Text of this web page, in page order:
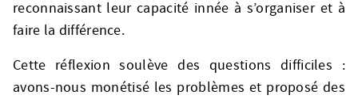
reconnaissant leur capacité innée à s’organiser et à
faire la différence.
Cette réflexion soulève des questions difficiles :
avons-nous monétisé les problèmes et proposé des